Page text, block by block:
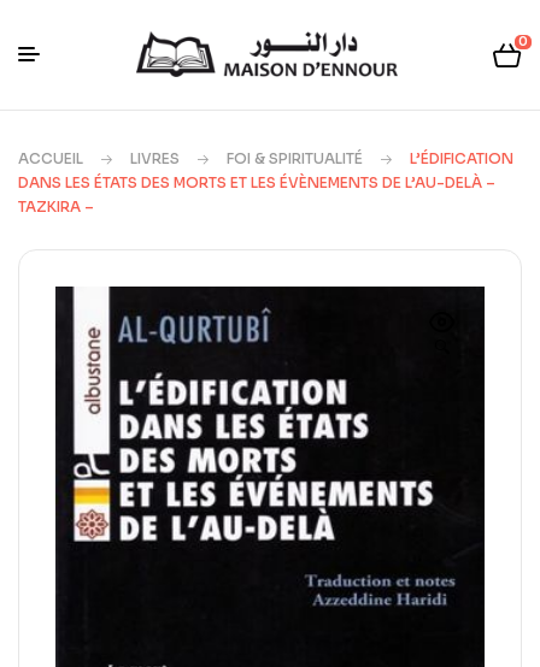
0
ACCUEIL LIVRES FOI & SPIRITUALITÉ
L’ÉDIFICATION
DANS LES ÉTATS DES MORTS ET LES ÉVÈNEMENTS DE L’AU-DELÀ –
TAZKIRA –